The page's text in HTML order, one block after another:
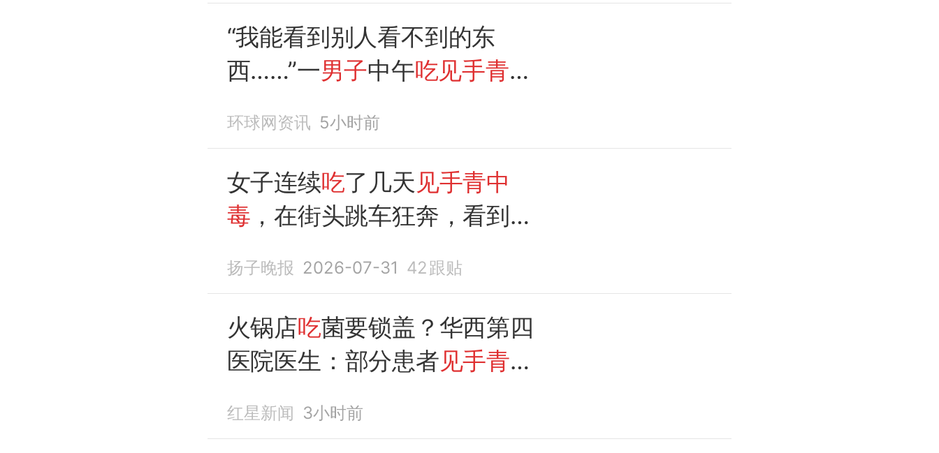
“我能看到别人看不到的东
西……”一男子中午吃见手青没
急送医！
环球网资讯 5小时前
女子连续吃了几天 见手青中
毒 ，在街头跳车狂奔，看到民
120来了也不愿上车，最终民
警陪同就医
扬子晚报 2026-07-31 42 跟贴
火锅店吃菌要锁盖？华西第四
医院医生：部分患者见手青中
红星新闻 3小时前